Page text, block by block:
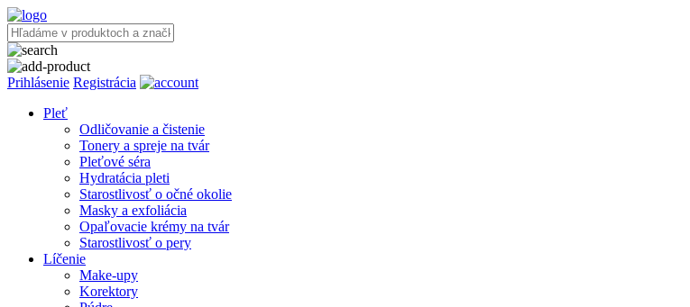
Prihlásenie Registrácia
Pleť
Odličovanie a čistenie
Tonery a spreje na tvár
Pleťové séra
Hydratácia pleti
Starostlivosť o očné okolie
Masky a exfoliácia
Opaľovacie krémy na tvár
Starostlivosť o pery
Líčenie
Make-upy
Korektory